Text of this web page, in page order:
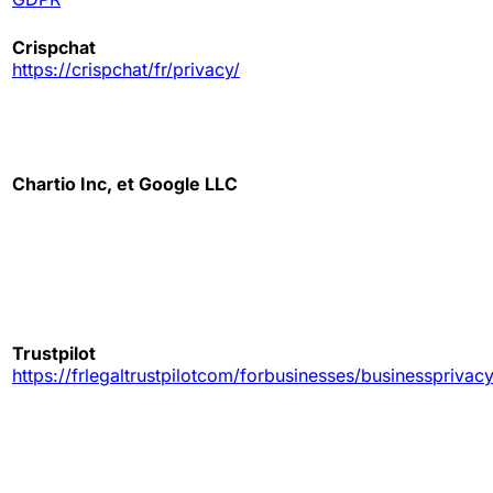
Crispchat
https://crispchat/fr/privacy/
Chartio Inc, et Google LLC
Trustpilot
https://frlegaltrustpilotcom/forbusinesses/businessprivacy